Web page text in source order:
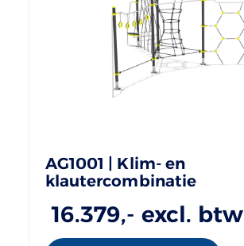
AG1001 | Klim- en
klautercombinatie
16.379,- excl. btw